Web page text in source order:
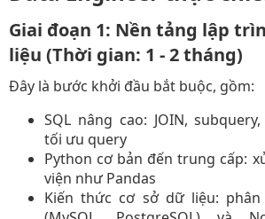
Giai đoạn 1: Nền tảng lập
liệu (Thời gian: 1 - 2 tháng)
Đây là bước khởi đầu bắt buộc, gồm:
SQL nâng cao: JOIN,
tối ưu query​
Python cơ bản đến trung cấp:
viện như Pandas​
Kiến thức cơ sở dữ liệu: phân